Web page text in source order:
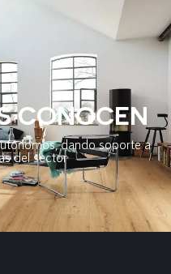
CONOCEN
dando soporte a
del sector